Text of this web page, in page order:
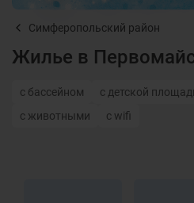
Симферопольский район
Жилье в
с бассейном с детской
с животными
с wifi